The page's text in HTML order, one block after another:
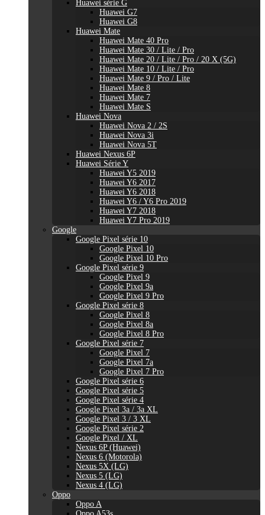
Huawei série G
Huawei G7
Huawei G8
Huawei Mate
Huawei Mate 40 Pro
Huawei Mate 30 / Lite / Pro
Huawei Mate 20 / Lite / Pro / 20 X (5G)
Huawei Mate 10 / Lite / Pro
Huawei Mate 9 / Pro / Lite
Huawei Mate 8
Huawei Mate 7
Huawei Mate S
Huawei Nova
Huawei Nova 2 / 2S
Huawei Nova 3i
Huawei Nova 5T
Huawei Nexus 6P
Huawei Série Y
Huawei Y5 2019
Huawei Y6 2017
Huawei Y6 2018
Huawei Y6 / Y6 Pro 2019
Huawei Y7 2018
Huawei Y7 Pro 2019
Google
Google Pixel série 10
Google Pixel 10
Google Pixel 10 Pro
Google Pixel série 9
Google Pixel 9
Google Pixel 9a
Google Pixel 9 Pro
Google Pixel série 8
Google Pixel 8
Google Pixel 8a
Google Pixel 8 Pro
Google Pixel série 7
Google Pixel 7
Google Pixel 7a
Google Pixel 7 Pro
Google Pixel série 6
Google Pixel série 5
Google Pixel série 4
Google Pixel 3a / 3a XL
Google Pixel 3 / 3 XL
Google Pixel série 2
Google Pixel / XL
Nexus 6P (Huawei)
Nexus 6 (Motorola)
Nexus 5X (LG)
Nexus 5 (LG)
Nexus 4 (LG)
Oppo
Oppo A